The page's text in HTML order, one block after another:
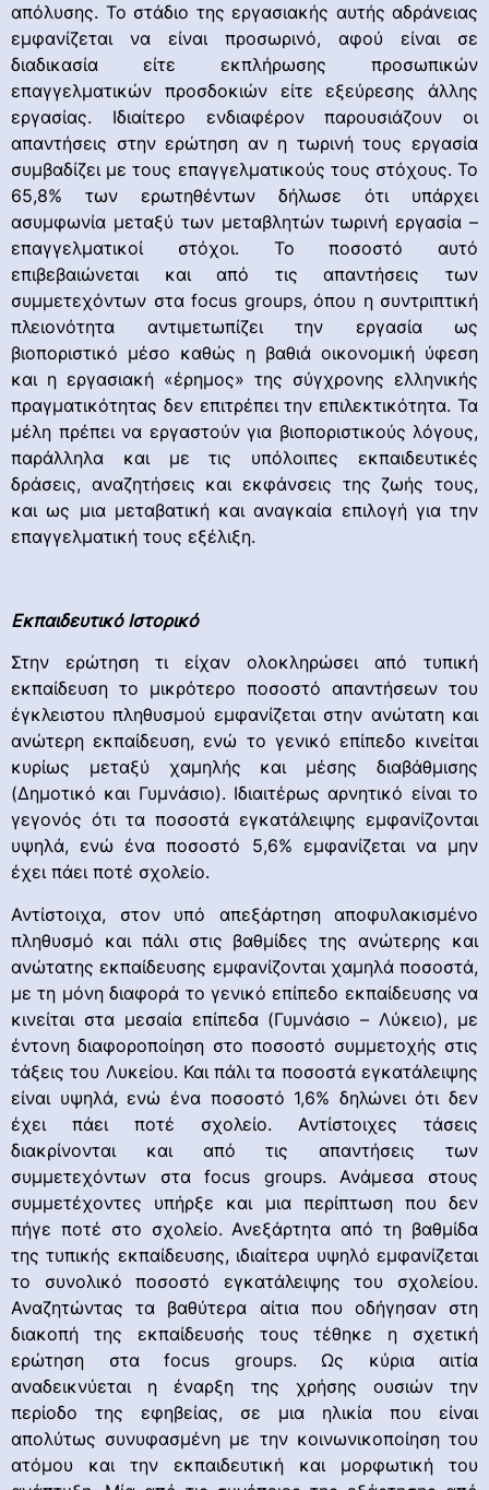
απόλυσης. Το στάδιο της εργασιακής αυτής αδράνειας
εμφανίζεται να είναι προσωρινό, αφού είναι σε
διαδικασία είτε εκπλήρωσης προσωπικών
επαγγελματικών προσδοκιών είτε εξεύρεσης άλλης
εργασίας. Ιδιαίτερο ενδιαφέρον παρουσιάζουν οι
απαντήσεις στην ερώτηση αν η τωρινή τους εργασία
συμβαδίζει με τους επαγγελματικούς τους στόχους. Το
65,8% των ερωτηθέντων δήλωσε ότι υπάρχει
ασυμφωνία μεταξύ των μεταβλητών τωρινή εργασία –
επαγγελματικοί στόχοι. Το ποσοστό αυτό
επιβεβαιώνεται και από τις απαντήσεις των
συμμετεχόντων στα focus groups, όπου η συντριπτική
πλειονότητα αντιμετωπίζει την εργασία ως
βιοποριστικό μέσο καθώς η βαθιά οικονομική ύφεση
και η εργασιακή «έρημος» της σύγχρονης ελληνικής
πραγματικότητας δεν επιτρέπει την επιλεκτικότητα. Τα
μέλη πρέπει να εργαστούν για βιοποριστικούς λόγους,
παράλληλα και με τις υπόλοιπες εκπαιδευτικές
δράσεις, αναζητήσεις και εκφάνσεις της ζωής τους,
και ως μια μεταβατική και αναγκαία επιλογή για την
επαγγελματική τους εξέλιξη.
Εκπαιδευτικό Ιστορικό
Στην ερώτηση τι είχαν ολοκληρώσει από τυπική
εκπαίδευση το μικρότερο ποσοστό απαντήσεων του
έγκλειστου πληθυσμού εμφανίζεται στην ανώτατη και
ανώτερη εκπαίδευση, ενώ το γενικό επίπεδο κινείται
κυρίως μεταξύ χαμηλής και μέσης διαβάθμισης
(Δημοτικό και Γυμνάσιο). Ιδιαιτέρως αρνητικό είναι το
γεγονός ότι τα ποσοστά εγκατάλειψης εμφανίζονται
υψηλά, ενώ ένα ποσοστό 5,6% εμφανίζεται να μην
έχει πάει ποτέ σχολείο.
Αντίστοιχα, στον υπό απεξάρτηση αποφυλακισμένο
πληθυσμό και πάλι στις βαθμίδες της ανώτερης και
ανώτατης εκπαίδευσης εμφανίζονται χαμηλά ποσοστά,
με τη μόνη διαφορά το γενικό επίπεδο εκπαίδευσης να
κινείται στα μεσαία επίπεδα (Γυμνάσιο – Λύκειο), με
έντονη διαφοροποίηση στο ποσοστό συμμετοχής στις
τάξεις του Λυκείου. Και πάλι τα ποσοστά εγκατάλειψης
είναι υψηλά, ενώ ένα ποσοστό 1,6% δηλώνει ότι δεν
έχει πάει ποτέ σχολείο. Αντίστοιχες τάσεις
διακρίνονται και από τις απαντήσεις των
συμμετεχόντων στα focus groups. Ανάμεσα στους
συμμετέχοντες υπήρξε και μια περίπτωση που δεν
πήγε ποτέ στο σχολείο. Ανεξάρτητα από τη βαθμίδα
της τυπικής εκπαίδευσης, ιδιαίτερα υψηλό εμφανίζεται
το συνολικό ποσοστό εγκατάλειψης του σχολείου.
Αναζητώντας τα βαθύτερα αίτια που οδήγησαν στη
διακοπή της εκπαίδευσής τους τέθηκε η σχετική
ερώτηση στα focus groups. Ως κύρια αιτία
αναδεικνύεται η έναρξη της χρήσης ουσιών την
περίοδο της εφηβείας, σε μια ηλικία που είναι
απολύτως συνυφασμένη με την κοινωνικοποίηση του
ατόμου και την εκπαιδευτική και μορφωτική του